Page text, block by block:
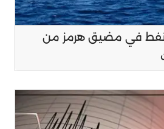
نفط في مضيق هرمز من